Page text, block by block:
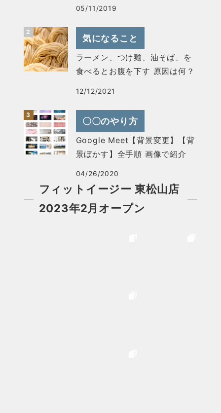
05/11/2019
気になること
ラーメン、つけ麺、油そば、を
食べるとお腹を下す 原因は何？
12/12/2021
〇〇のやり方
Google Meet【背景変更】【背
景ぼかす】全手順 画像で紹介
04/26/2020
フィットイージー 東松山店
2023年2月オープン